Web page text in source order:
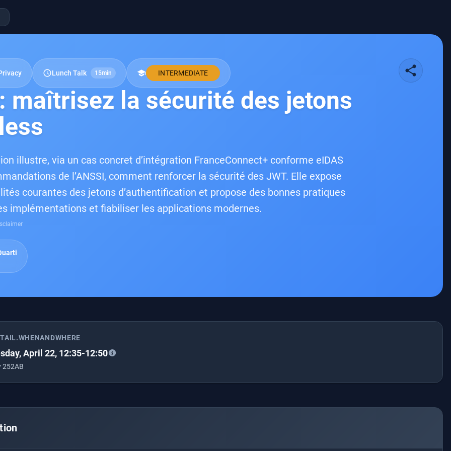
scheduleLunch Talk 15min school INTERMEDIATE share
maîtrisez la sécurité des jetons
illustre, via un cas concret d’intégration FranceConnect+ conforme eIDAS
de l’ANSSI, comment renforcer la sécurité des JWT. Elle expose
courantes des jetons d’authentification et propose des bonnes pratiques
implémentations et fiabiliser les applications modernes.
April 22, 12:35-12:50
252AB